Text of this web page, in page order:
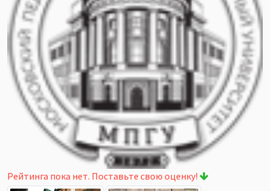
Рейтинга пока нет. Поставьте свою оценку!